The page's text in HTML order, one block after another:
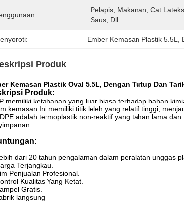
Pelapis, Makanan, Cat Lateks,
Saus, Dll.
Ember Kemasan Plastik 5.5L
Produk
Kemasan Plastik Oval 5.5L, Dengan Tutup Dan
Produk:
memiliki ketahanan yang luar biasa terhadap bahan
kemasan.Ini memiliki titik leleh yang relatif tinggi,
adalah termoplastik non-reaktif yang tahan lama
dari 20 tahun pengalaman dalam peralatan unggas
Terjangkau.
Penjualan Profesional.
Kualitas Yang Ketat.
Gratis.
langsung.